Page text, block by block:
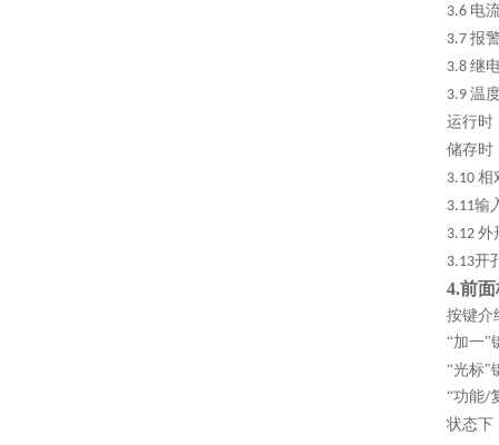
3.6 电
3.7 报
3.8 继
3.9 温
运行时
储存时
3.10 相
3.11输
3.12 外
3.13开
4.前
按键介
“加一"
“光标"
“功能/
状态下